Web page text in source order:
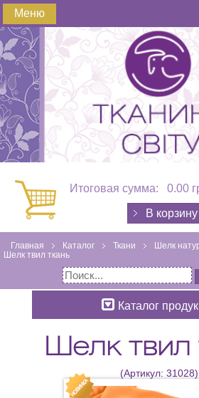
Меню
Итоговая сумма: 0.00
В корзину
Главная Каталог Ткани
Шелк
Шелк твил ткань
Каталог
Шелк твил
(Артикул: 31028)